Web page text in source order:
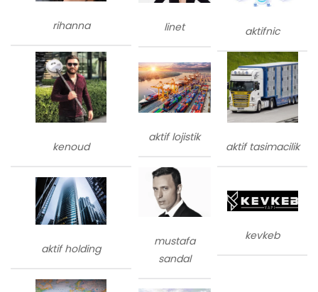
rihanna linet aktifnic
kenoud
aktif lojistik
aktif tasimacilik
aktif holding
mustafa
sandal
kevkeb